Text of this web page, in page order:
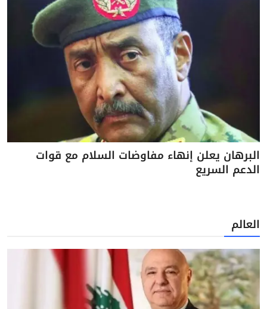
البرهان يعلن إنهاء مفاوضات السلام مع قوات
الدعم السريع
العالم